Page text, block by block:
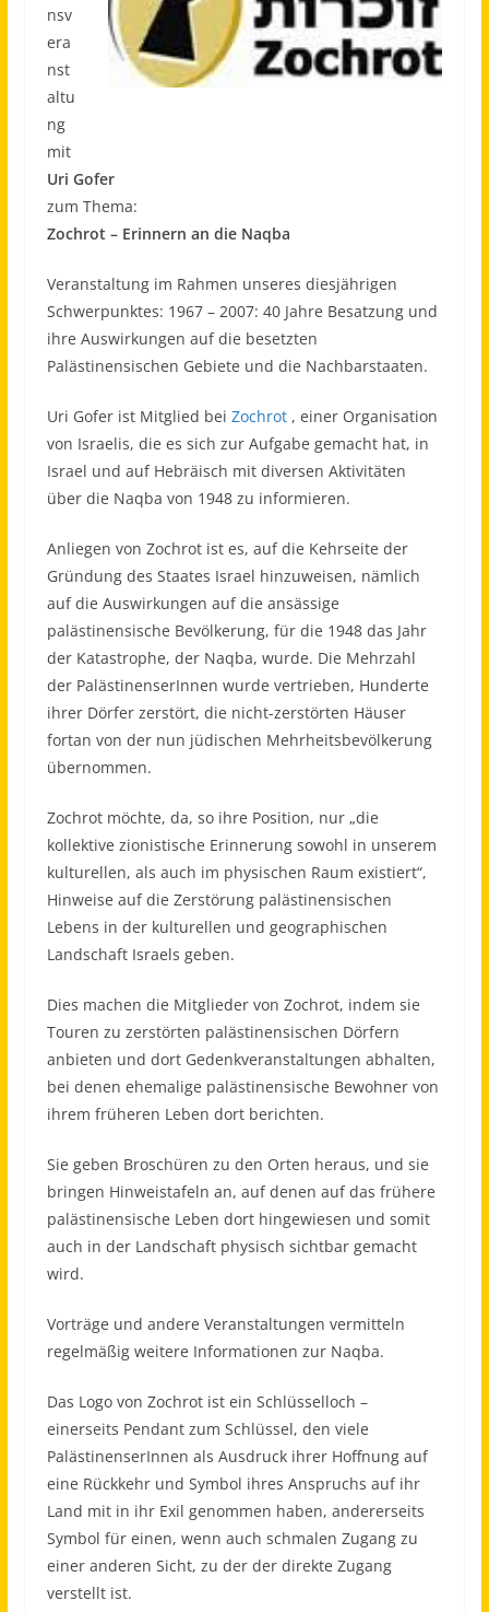
nsv
era
nst
altu
ng
mit
Uri Gofer
zum Thema:
Zochrot – Erinnern an die Naqba
Veranstaltung im Rahmen unseres diesjährigen
Schwerpunktes: 1967 – 2007: 40 Jahre Besatzung und
ihre Auswirkungen auf die besetzten
Palästinensischen Gebiete und die Nachbarstaaten.
Uri Gofer ist Mitglied bei Zochrot, einer Organisation
von Israelis, die es sich zur Aufgabe gemacht hat, in
Israel und auf Hebräisch mit diversen Aktivitäten
über die Naqba von 1948 zu informieren.
Anliegen von Zochrot ist es, auf die Kehrseite der
Gründung des Staates Israel hinzuweisen, nämlich
auf die Auswirkungen auf die ansässige
palästinensische Bevölkerung, für die 1948 das Jahr
der Katastrophe, der Naqba, wurde. Die Mehrzahl
der PalästinenserInnen wurde vertrieben, Hunderte
ihrer Dörfer zerstört, die nicht-zerstörten Häuser
fortan von der nun jüdischen Mehrheitsbevölkerung
übernommen.
Zochrot möchte, da, so ihre Position, nur „die
kollektive zionistische Erinnerung sowohl in unserem
kulturellen, als auch im physischen Raum existiert“,
Hinweise auf die Zerstörung palästinensischen
Lebens in der kulturellen und geographischen
Landschaft Israels geben.
Dies machen die Mitglieder von Zochrot, indem sie
Touren zu zerstörten palästinensischen Dörfern
anbieten und dort Gedenkveranstaltungen abhalten,
bei denen ehemalige palästinensische Bewohner von
ihrem früheren Leben dort berichten.
Sie geben Broschüren zu den Orten heraus, und sie
bringen Hinweistafeln an, auf denen auf das frühere
palästinensische Leben dort hingewiesen und somit
auch in der Landschaft physisch sichtbar gemacht
wird.
Vorträge und andere Veranstaltungen vermitteln
regelmäßig weitere Informationen zur Naqba.
Das Logo von Zochrot ist ein Schlüsselloch –
einerseits Pendant zum Schlüssel, den viele
PalästinenserInnen als Ausdruck ihrer Hoffnung auf
eine Rückkehr und Symbol ihres Anspruchs auf ihr
Land mit in ihr Exil genommen haben, andererseits
Symbol für einen, wenn auch schmalen Zugang zu
einer anderen Sicht, zu der der direkte Zugang
verstellt ist.